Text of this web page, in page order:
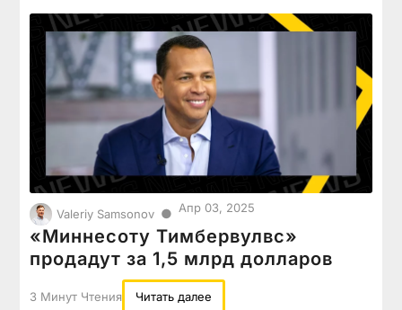
Valeriy Samsonov ● Апр 03, 2025
«Миннесоту Тимбервулвс»
продадут за 1,5 млрд долларов
3 Минут Чтения Читать далее